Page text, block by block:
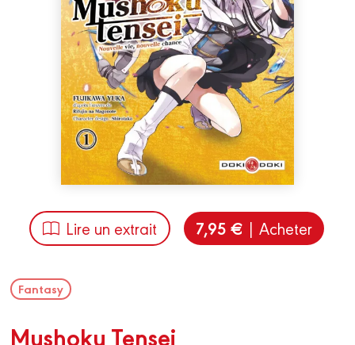
Lire un extrait 7,95 € | Acheter
Fantasy
Mushoku Tensei